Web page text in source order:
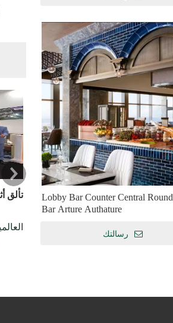
【Tutorial Tutorial Hotel Furniture】 ما هي المعايير والمتطلبات لتحقيق نتائج جيدة في تخصيص الأثاث لفندق من فئة الخمس نجوم؟
تشمل معايير ومتطلبات الأثاث الجيد
<
فندق Lobby Bar Counter Central Round
Bar Arture Authature
رسالتك